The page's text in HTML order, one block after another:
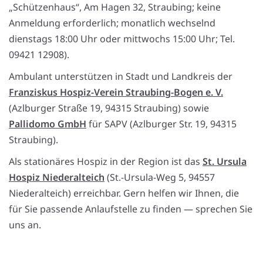
„Schützenhaus“, Am Hagen 32, Straubing; keine
Anmeldung erforderlich; monatlich wechselnd
dienstags 18:00 Uhr oder mittwochs 15:00 Uhr; Tel.
09421 12908).
Ambulant unterstützen in Stadt und Landkreis der
Franziskus Hospiz-Verein Straubing-Bogen e. V.
(Azlburger Straße 19, 94315 Straubing) sowie
Pallidomo GmbH für SAPV (Azlburger Str. 19, 94315
Straubing).
Als stationäres Hospiz in der Region ist das St. Ursula
Hospiz Niederalteich (St.-Ursula-Weg 5, 94557
Niederalteich) erreichbar. Gern helfen wir Ihnen, die
für Sie passende Anlaufstelle zu finden — sprechen Sie
uns an.